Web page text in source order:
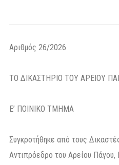
Αριθμός 26/2026
ΤΟ ΔΙΚΑΣΤΗΡΙΟ ΤΟΥ ΑΡΕΙΟΥ
E’ ΠΟΙΝΙΚΟ ΤΜΗΜΑ
Συγκροτήθηκε από τους
Αντιπρόεδρο του Αρείου